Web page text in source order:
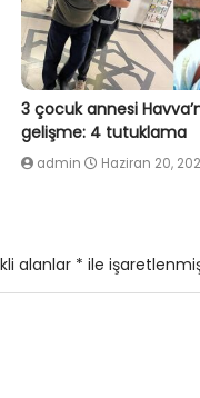
3 çocuk annesi
gelişme: 4 tutuklama
admin Haziran 20,
alanlar * ile